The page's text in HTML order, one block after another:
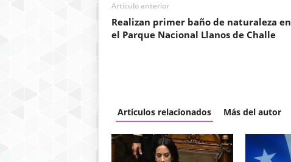
Artículo anterior
Realizan primer baño de naturaleza en
el Parque Nacional Llanos de Challe
Artículos relacionados Más del autor